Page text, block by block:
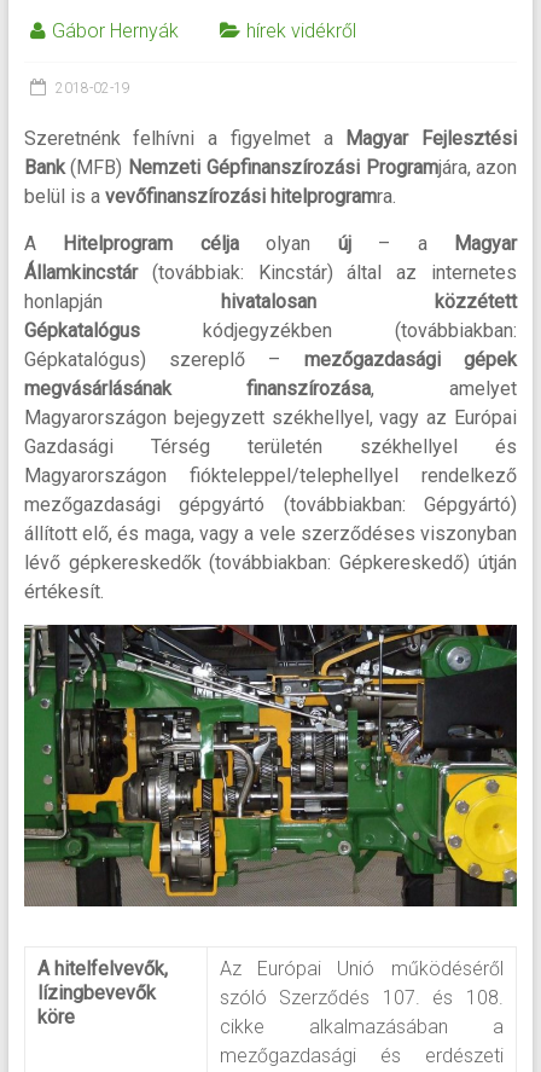
Gábor Hernyák hírek vidékről
2018-02-19
Szeretnénk felhívni a figyelmet a
Magyar Fejlesztési
Bank(MFB) Nemzeti Gépfinanszírozási Programjára, azon
belül is a vevőfinanszírozási hitelprogramra.
A Hitelprogram céljaolyan új– a
Magyar
Államkincstár(továbbiak: Kincstár) által az internetes
honlapján hivatalosan közzétett
Gépkatalóguskódjegyzékben (továbbiakban:
Gépkatalógus) szereplő – mezőgazdasági gépek
megvásárlásának finanszírozása, amelyet
Magyarországon bejegyzett székhellyel, vagy az Európai
Gazdasági Térség területén székhellyel és
Magyarországon fiókteleppel/telephellyel rendelkező
mezőgazdasági gépgyártó (továbbiakban: Gépgyártó)
állított elő, és maga, vagy a vele szerződéses viszonyban
lévő gépkereskedők (továbbiakban: Gépkereskedő) útján
értékesít.
A hitelfelvevők,
lízingbevevők
köre
Az Európai Unió működéséről
szóló Szerződés 107. és 108.
cikke alkalmazásában a
mezőgazdasági és erdészeti